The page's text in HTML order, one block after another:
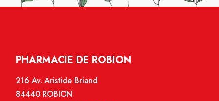
PHARMACIE DE ROBION
216 Av. Aristide Briand
84440 ROBION